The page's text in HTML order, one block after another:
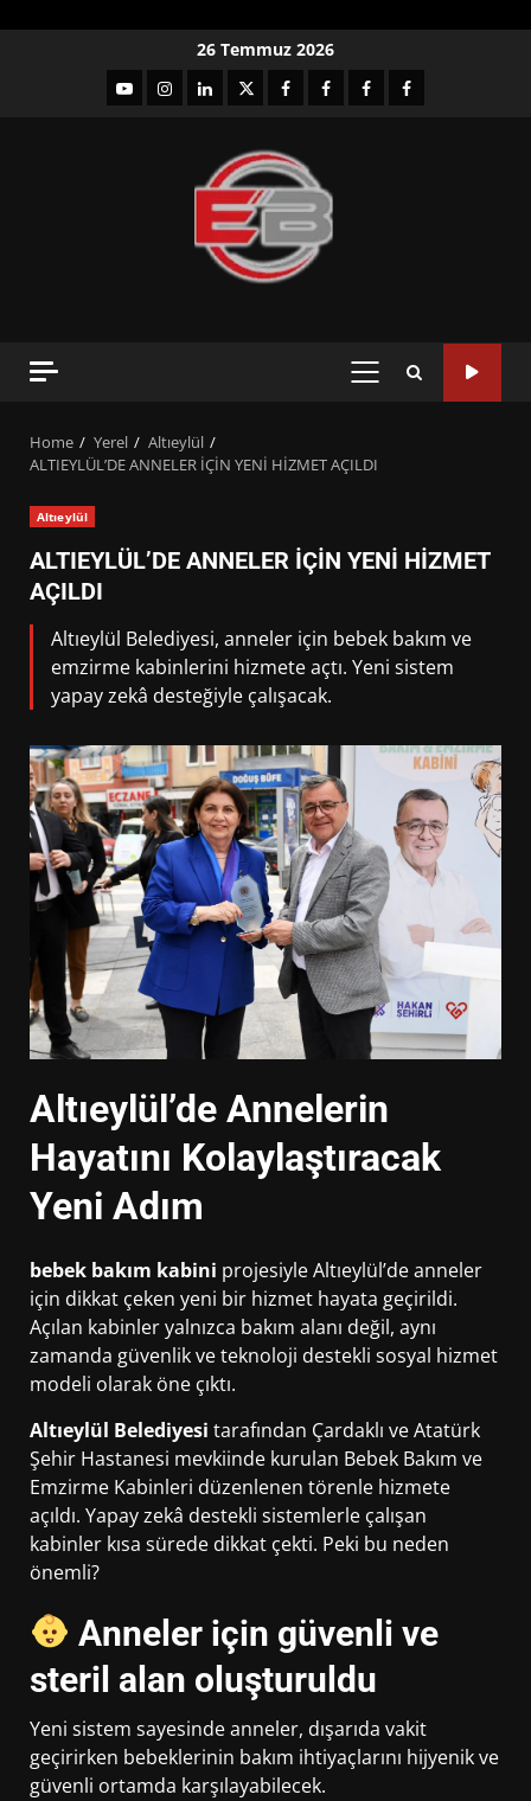
26 Temmuz 2026
YouTubeInstagram
LinkedIntwitterfacebook-Facebook-
Facebook-Facebook-
PRIMARY
Home Yerel
Altıeylül
ALTIEYLÜL’DE ANNELER İÇİN YENİ HİZMET AÇILDI
Altıeylül
ALTIEYLÜL’DE ANNELER İÇİN YENİ HİZMET
AÇILDI
Altıeylül Belediyesi, anneler için bebek bakım ve
emzirme kabinlerini hizmete açtı. Yeni sistem
yapay zekâ desteğiyle çalışacak.
Altıeylül’de Annelerin
Hayatını Kolaylaştıracak
Yeni Adım
bebek bakım kabini projesiyle Altıeylül’de anneler
için dikkat çeken yeni bir hizmet hayata geçirildi.
Açılan kabinler yalnızca bakım alanı değil, aynı
zamanda güvenlik ve teknoloji destekli sosyal hizmet
modeli olarak öne çıktı.
Altıeylül Belediyesi tarafından Çardaklı ve Atatürk
Şehir Hastanesi mevkiinde kurulan Bebek Bakım ve
Emzirme Kabinleri düzenlenen törenle hizmete
açıldı. Yapay zekâ destekli sistemlerle çalışan
kabinler kısa sürede dikkat çekti. Peki bu neden
önemli?
Anneler için güvenli ve
steril alan oluşturuldu
Yeni sistem sayesinde anneler, dışarıda vakit
geçirirken bebeklerinin bakım ihtiyaçlarını hijyenik ve
güvenli ortamda karşılayabilecek.